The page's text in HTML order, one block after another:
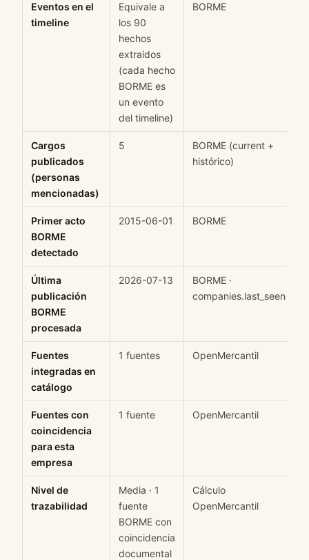
Eventos en el
timeline
Equivale a
los 90
hechos
extraidos
(cada hecho
BORME es
un evento
del timeline)
BORME
Cargos
publicados
(personas
mencionadas)
5
BORME (current +
histórico)
Primer acto
BORME
detectado
2015-06-01 BORME
Última
publicación
BORME
procesada
2026-07-13
BORME ·
companies.last_seen
Fuentes
integradas en
catálogo
1 fuentes OpenMercantil
Fuentes con
coincidencia
para esta
empresa
1 fuente OpenMercantil
Nivel de
trazabilidad
Media · 1
fuente
BORME con
coincidencia
documental
Cálculo
OpenMercantil